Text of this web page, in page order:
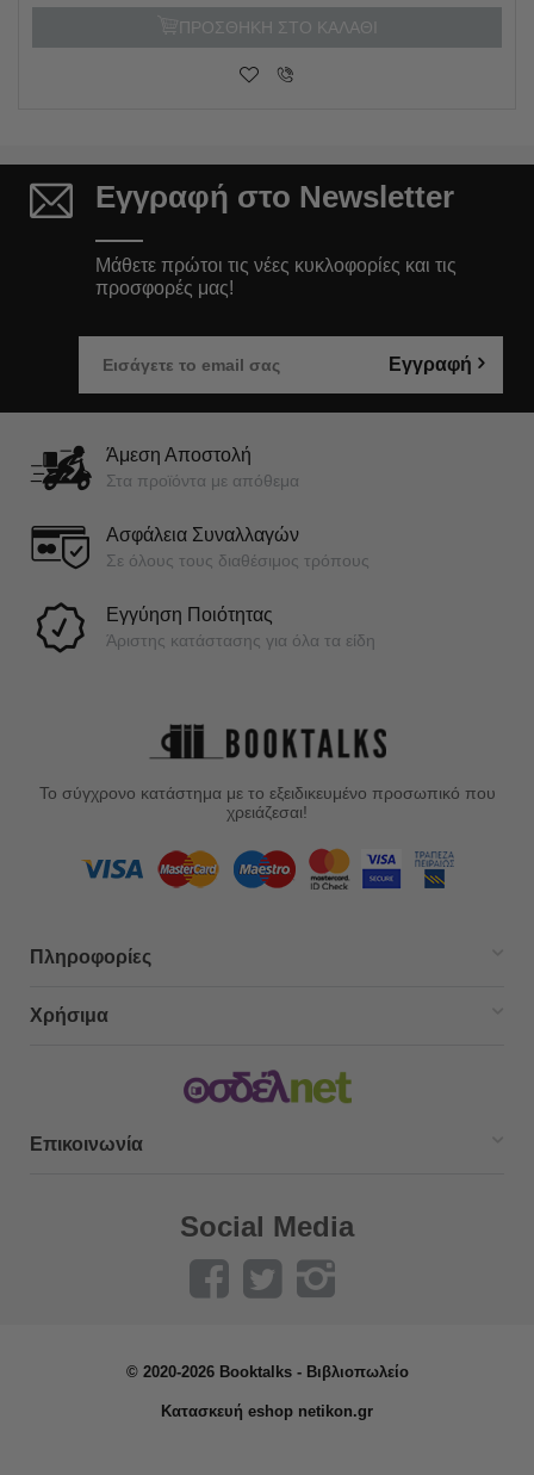
ΠΡΟΣΘΗΚΗ ΣΤΟ ΚΑΛΑΘΙ
Εγγραφή στο Newsletter
Μάθετε πρώτοι τις νέες κυκλοφορίες και τις
προσφορές μας!
Εγγραφή
Άμεση Αποστολή
Στα προϊόντα με απόθεμα
Ασφάλεια Συναλλαγών
Σε όλους τους διαθέσιμος τρόπους
Εγγύηση Ποιότητας
Άριστης κατάστασης για όλα τα είδη
Το σύγχρονο κατάστημα με το εξειδικευμένο προσωπικό που
χρειάζεσαι!
Πληροφορίες
Χρήσιμα
Επικοινωνία
Social Media
© 2020-2026 Booktalks - Βιβλιοπωλείο
Κατασκευή eshop netikon.gr